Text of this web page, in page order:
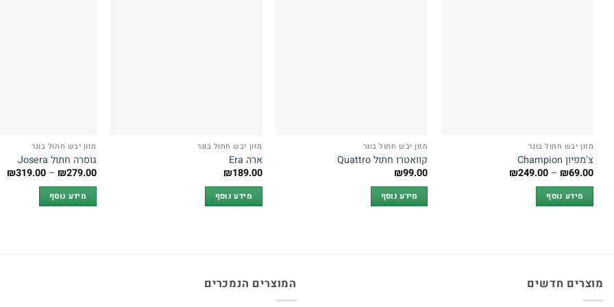
מזון יבש חתול בוגר
צ'מפיון Champion
₪69.00
–
₪249.00 טווח
מידע נוסף
מזון יבש חתול בוגר
קוואטרו חתול Quattro
₪99.00
מידע נוסף
מזון יבש חתול בוגר
ארה Era
₪189.00
מידע נוסף
מזון יבש חתול בוגר
גוסרה חתול Josera
₪279.00
–
₪319.00
מידע נוסף
מוצרים חדשים המוצרים הנמכרים